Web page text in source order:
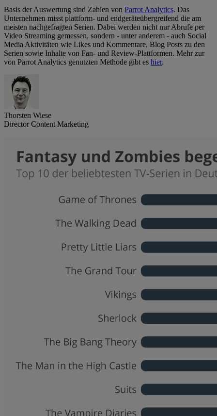
Basis der Auswertung sind Zahlen von Parrot Analytics. Das
Unternehmen misst plattform- und endgeräteübergreifend die am
meisten nachgefragten Serien. Dabei werden nicht nur Abrufe per
Video Streaming gemessen, sondern - unter anderem - auch Social
Media Aktivitäten wie Likes und Kommentare, Blog Posts zu den
Serien sowie Inhalte von Fan- und Review-Plattformen. Mehr zur
von Parrot Analytics genutzten Methode gibt es hier.
Thorsten Wiese
Director Content Marketing